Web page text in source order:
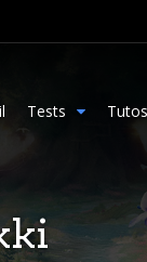
Tests Tutos